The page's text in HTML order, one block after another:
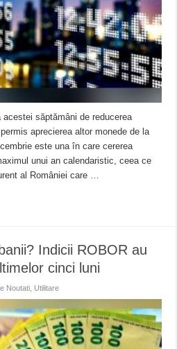
săptămâni de reducerea
aprecierea altor monede de la
este una în care cererea
unui an calendaristic, ceea ce
al României care …
Indicii ROBOR au
cinci luni
Noutati Utilitare